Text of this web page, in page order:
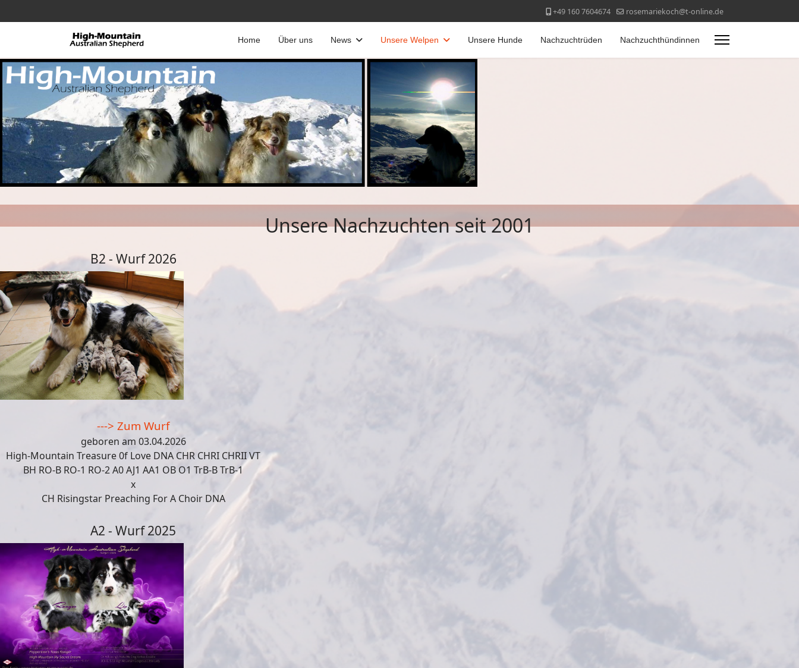
+49 160 7604674 rosemariekoch@t-online.de
Home Über uns News Unsere Welpen Unsere Hunde Nachzuchtrüden Nachzuchthündinnen
Unsere Nachzuchten seit 2001
B2 - Wurf 2026
---> Zum Wurf
geboren am 03.04.2026
High-Mountain Treasure 0f Love DNA CHR CHRI CHRII VT
BH RO-B RO-1 RO-2 A0 AJ1 AA1 OB O1 TrB-B TrB-1
x
CH Risingstar Preaching For A Choir DNA
A2 - Wurf 2025